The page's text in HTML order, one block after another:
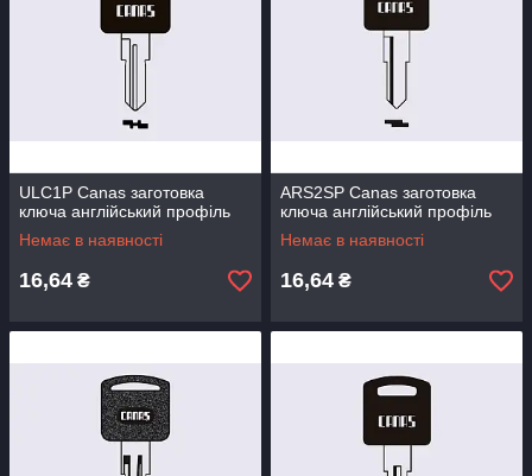
ULC1P Canas заготовка
ключа англійський профіль
Немає в наявності
16,64 ₴
ARS2SP Canas заготовка
ключа англійський профіль
Немає в наявності
16,64 ₴